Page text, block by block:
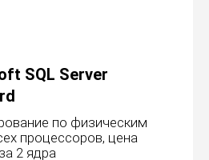
SQL Server
по физическим
процессоров, цена
2 ядра